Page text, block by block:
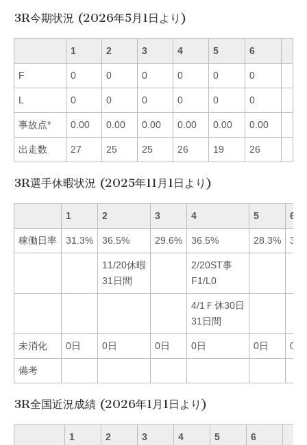
3R今期状況 (2026年5月1日より)
1 2 3 4 5 6
F 0 0 0 0 0 0
L 0 0 0 0 0 0
事故点* 0.00 0.00 0.00 0.00 0.00 0.00
出走数 27 25 25 26 19 26
3R選手休暇状況 (2025年11月1日より)
1 2 3 4 5 6
稼働日率 31.3% 36.5% 29.6% 36.5% 28.3%
11/20休暇
31日間
2/20ST事
F1/L0
4/1Ｆ休30日
31日間
未消化 0日 0日 0日 0日 0日 0日
備考
3R全国近況成績 (2026年1月1日より)
1 2 3 4 5 6